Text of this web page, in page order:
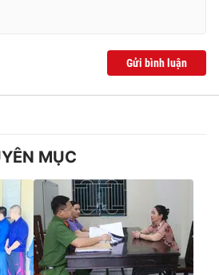
hình thức nếu không có sự chấp
nguồn VTV.vn khi phát hành lại
Gửi bình luận
MỤC